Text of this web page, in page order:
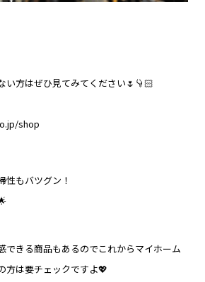
い方はぜひ見てみてください🌷👇🏻
shop
性もバツグン！
できる商品もあるのでこれからマイホーム
方は要チェックですよ💖